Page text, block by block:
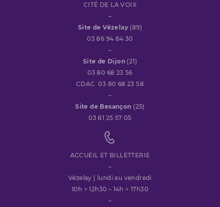
CITÉ DE LA VOIX
–
Site de Vézelay (89)
03 86 94 84 30
–
Site de Dijon (21)
03 80 68 23 56
CDAC 03 80 68 23 58
–
Site de Besançon (25)
03 81 25 57 05
ACCUEIL ET BILLETTERIE
–
Vézelay | lundi au vendredi
10h > 12h30 – 14h > 17h30
–